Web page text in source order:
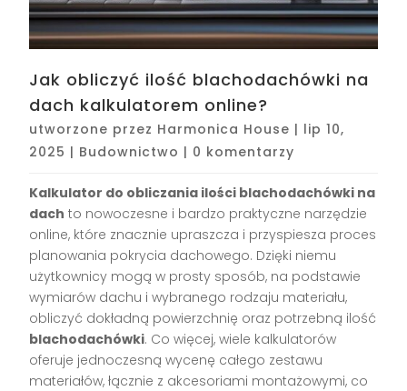
Jak obliczyć ilość blachodachówki na
dach kalkulatorem online?
utworzone przez Harmonica House | lip 10,
2025 | Budownictwo | 0 komentarzy
Kalkulator do obliczania ilości blachodachówki na
dach to nowoczesne i bardzo praktyczne narzędzie
online, które znacznie upraszcza i przyspiesza proces
planowania pokrycia dachowego. Dzięki niemu
użytkownicy mogą w prosty sposób, na podstawie
wymiarów dachu i wybranego rodzaju materiału,
obliczyć dokładną powierzchnię oraz potrzebną ilość
blachodachówki. Co więcej, wiele kalkulatorów
oferuje jednoczesną wycenę całego zestawu
materiałów, łącznie z akcesoriami montażowymi, co